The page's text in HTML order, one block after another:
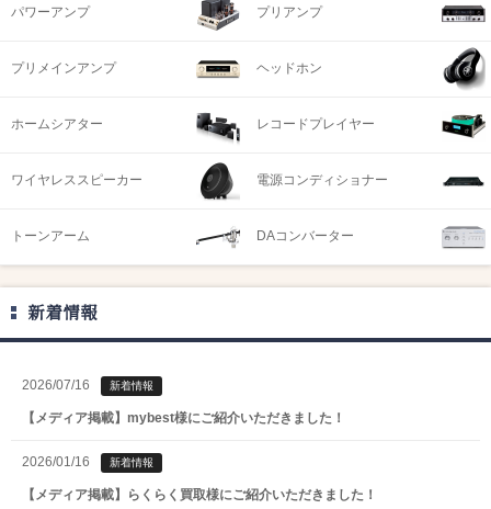
パワーアンプ プリアンプ
プリメインアンプ ヘッドホン
ホームシアター レコードプレイヤー
ワイヤレススピーカー 電源コンディショナー
トーンアーム DAコンバーター
新着情報
2026/07/16 新着情報
【メディア掲載】mybest様にご紹介いただきました！
2026/01/16 新着情報
【メディア掲載】らくらく買取様にご紹介いただきました！